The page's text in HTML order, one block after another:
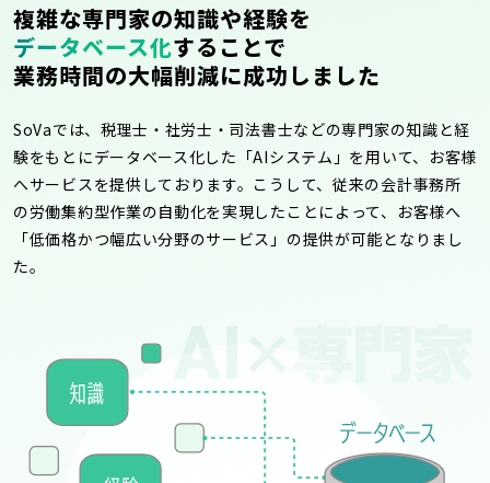
複雑な専門家の知識や経験を
データベース化することで
業務時間の大幅削減に成功しました
SoVaでは、税理士・社労士・司法書士などの専門家の知識と経
験をもとにデータベース化した「AIシステム」を用いて、お客様
へサービスを提供しております。こうして、従来の会計事務所
の労働集約型作業の自動化を実現したことによって、お客様へ
「低価格かつ幅広い分野のサービス」の提供が可能となりまし
た。